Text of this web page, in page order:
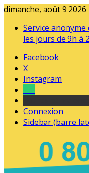
dimanche, août 9 2026
Service
les jours de 9h à
Facebook
X
Instagram
Connexion
Sidebar (barre